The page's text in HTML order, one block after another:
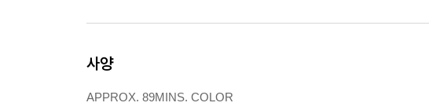
사양
APPROX. 89MINS. COLOR